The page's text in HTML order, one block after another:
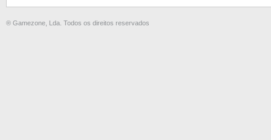
® Gamezone, Lda. Todos os direitos reservados